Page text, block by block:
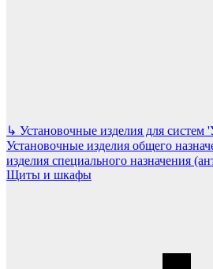
↳ Установочные изделия для
Установочные изделия общего
изделия специального назначения
Щиты и шкафы